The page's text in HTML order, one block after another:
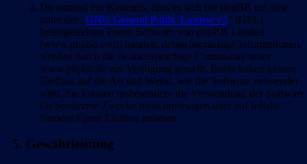
Du nimmst zur Kenntnis, dass es sich bei phpBB um eine
unter der „GNU General Public License v2“ (GPL)
bereitgestellten Foren-Software von phpBB Limited
(www.phpbb.com) handelt; deutschsprachige Informationen
werden durch die deutschsprachige Community unter
www.phpbb.de zur Verfügung gestellt. Beide haben keinen
Einfluss auf die Art und Weise, wie die Software verwendet
wird. Sie können insbesondere die Verwendung der Software
für bestimmte Zwecke nicht untersagen oder auf Inhalte
fremder Foren Einfluss nehmen.
5. Gewährleistung